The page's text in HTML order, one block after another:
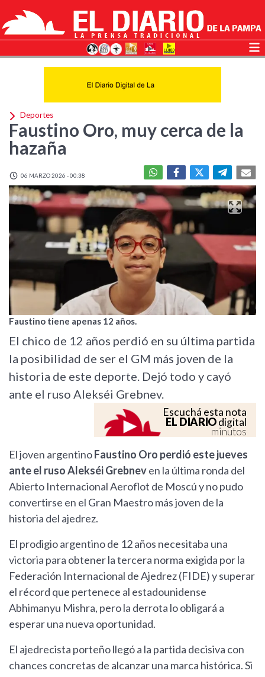
Deportes
Faustino Oro, muy cerca de la
hazaña
06 MARZO 2026 - 00:38
Faustino tiene apenas 12 años.
El chico de 12 años perdió en su última partida
la posibilidad de ser el GM más joven de la
historia de este deporte. Dejó todo y cayó
ante el ruso Alekséi Grebnev.
Escuchá esta nota
EL DIARIOdigital
minutos
El joven argentinoFaustino Oro perdió este jueves
ante el ruso Alekséi Grebneven la última ronda del
Abierto Internacional Aeroflot de Moscú y no pudo
convertirse en el Gran Maestro más joven de la
historia del ajedrez.
El prodigio argentino de 12 años necesitaba una
victoria para obtener la tercera norma exigida por la
Federación Internacional de Ajedrez (FIDE) y superar
el récord que pertenece al estadounidense
Abhimanyu Mishra, pero la derrota lo obligará a
esperar una nueva oportunidad.
El ajedrecista porteño llegó a la partida decisiva con
chances concretas de alcanzar una marca histórica. Si